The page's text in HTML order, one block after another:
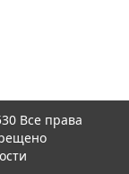
Все права